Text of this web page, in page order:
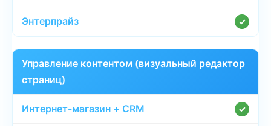
✓
Управление контентом (визуальный редактор
страниц)
✓